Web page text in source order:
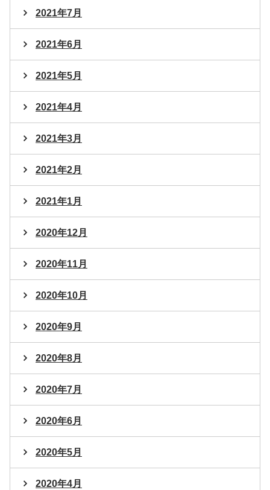
2021年7月
2021年6月
2021年5月
2021年4月
2021年3月
2021年2月
2021年1月
2020年12月
2020年11月
2020年10月
2020年9月
2020年8月
2020年7月
2020年6月
2020年5月
2020年4月